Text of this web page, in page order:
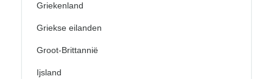
Griekenland
Griekse eilanden
Groot-Brittannië
Ijsland